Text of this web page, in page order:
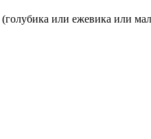
или ежевика или